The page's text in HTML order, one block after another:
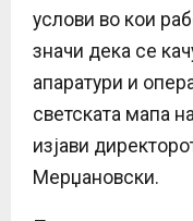
услови во кои
значи дека се
апаратури и
светската мапа
изјави
Мерџановски.